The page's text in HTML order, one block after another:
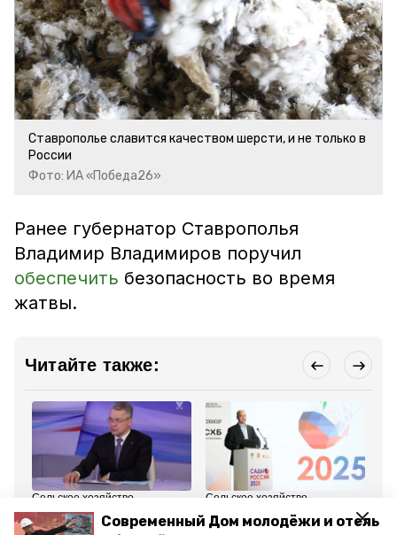
Современный Дом молодёжи и отель
Ставрополье славится качеством шерсти, и не только в
России
Фото: ИА «Победа26»
Ранее губернатор Ставрополья
Владимир Владимиров поручил
обеспечить безопасность во время
жатвы.
Читайте также:
Сельское хозяйство
11 июня 2025, 10:09
Губернатор
Сельское хозяйство
10 июня 2025, 18:14
Глава Ставрополья: В